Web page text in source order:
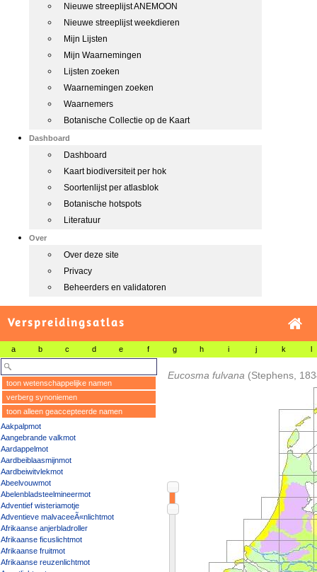
Nieuwe streeplijst ANEMOON
Nieuwe streeplijst weekdieren
Mijn Lijsten
Mijn Waarnemingen
Lijsten zoeken
Waarnemingen zoeken
Waarnemers
Botanische Collectie op de Kaart
Dashboard
Dashboard
Kaart biodiversiteit per hok
Soortenlijst per atlasblok
Botanische hotspots
Literatuur
Over
Over deze site
Privacy
Beheerders en validatoren
Verspreidingsatlas
a b c d e f g h i j k l
toon wetenschappelijke namen
verberg synoniemen
toon alleen geaccepteerde namen
Aakpalpmot
Aangebrande valkmot
Aardappelmot
Aardbeiblaasmijnmot
Aardbeiwitvlekmot
Abeelvouwmot
Abelenbladsteelmineermot
Adventief wisteriamotje
Adventieve malvaceeÃ«nlichtmot
Afrikaanse anjerbladroller
Afrikaanse ficuslichtmot
Afrikaanse fruitmot
Afrikaanse reuzenlichtmot
Eucosma fulvana (Stephens,